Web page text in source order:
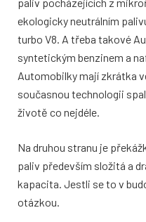
paliv pocházejících z
ekologicky neutrálním
turbo V8. A třeba takové
syntetickým benzinem a
Automobilky mají zkrátka
současnou technologii
životě co nejdéle.
Na druhou stranu je
paliv především složitá a
kapacita. Jestli se to v
otázkou.